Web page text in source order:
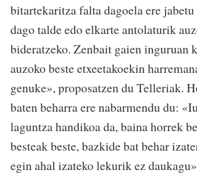
bitartekaritza falta dagoela ere
dago talde edo elkarte antolaturik
bideratzeko. Zenbait gaien inguruan
auzoko beste etxeetakoekin
genuke», proposatzen du Telleriak.
baten beharra ere nabarmendu du:
laguntza handikoa da, baina horrek
besteak beste, bazkide bat behar
egin ahal izateko lekurik ez